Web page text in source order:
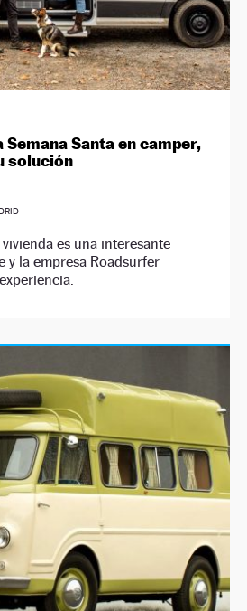
Semana Santa en camper,
solución
es una interesante
y la empresa Roadsurfer